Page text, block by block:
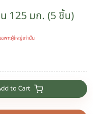
125 มก. (5 ชิ้น)
พาะผู้ใหญ่เท่านั้น
to Cart